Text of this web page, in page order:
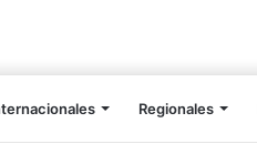
Regionales